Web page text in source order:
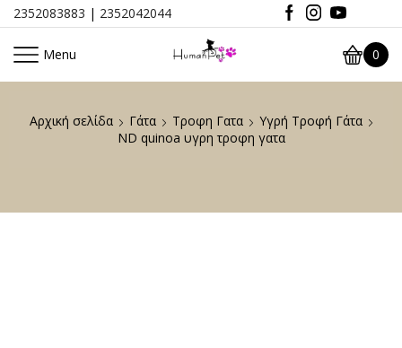
2352083883 | 2352042044
Menu 0
Αρχική σελίδα Γάτα Τροφη Γατα
Υγρή Τροφή Γάτα
ND quinoa υγρη τροφη γατα